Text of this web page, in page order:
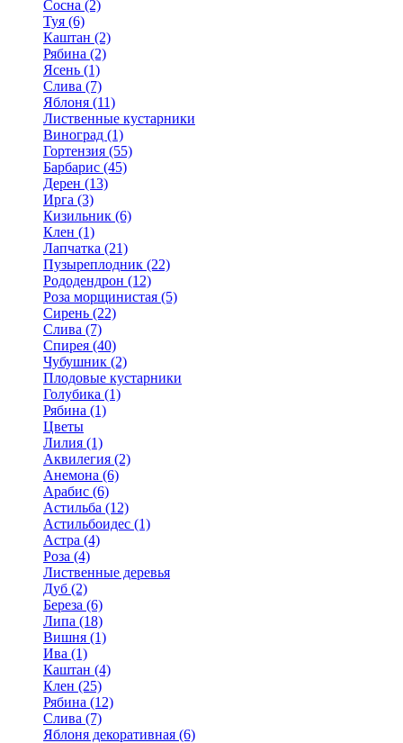
Сосна (2)
Туя (6)
Каштан (2)
Рябина (2)
Ясень (1)
Слива (7)
Яблоня (11)
Лиственные кустарники
Виноград (1)
Гортензия (55)
Барбарис (45)
Дерен (13)
Ирга (3)
Кизильник (6)
Клен (1)
Лапчатка (21)
Пузыреплодник (22)
Рододендрон (12)
Роза морщинистая (5)
Сирень (22)
Слива (7)
Спирея (40)
Чубушник (2)
Плодовые кустарники
Голубика (1)
Рябина (1)
Цветы
Лилия (1)
Аквилегия (2)
Анемона (6)
Арабис (6)
Астильба (12)
Астильбоидес (1)
Астра (4)
Роза (4)
Лиственные деревья
Дуб (2)
Береза (6)
Липа (18)
Вишня (1)
Ива (1)
Каштан (4)
Клен (25)
Рябина (12)
Слива (7)
Яблоня декоративная (6)